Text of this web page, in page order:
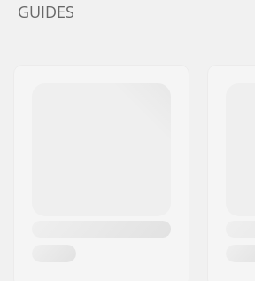
GUIDES